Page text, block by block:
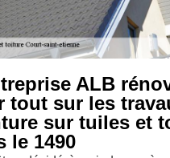
ALB
tout sur les
sur tuiles et
le 1490